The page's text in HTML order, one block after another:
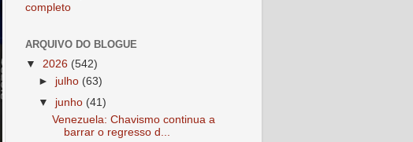
completo
ARQUIVO DO BLOGUE
▼ 2026 (542)
► julho (63)
▼ junho (41)
Venezuela: Chavismo continua a
barrar o regresso d...